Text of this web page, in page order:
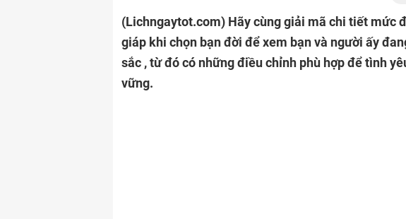
(Lichngaytot.com) Hãy cùng giải mã chi tiết mức
giáp khi chọn bạn đời để xem bạn và người ấy
sắc , từ đó có những điều chỉnh phù hợp để tình
vững.